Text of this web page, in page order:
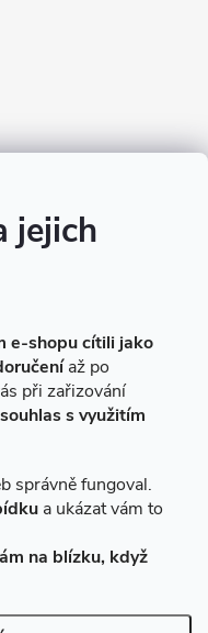
jejich
e-shopu cítili jako
až po
při zařizování
s využitím
správně fungoval.
a ukázat vám to
na blízku, když